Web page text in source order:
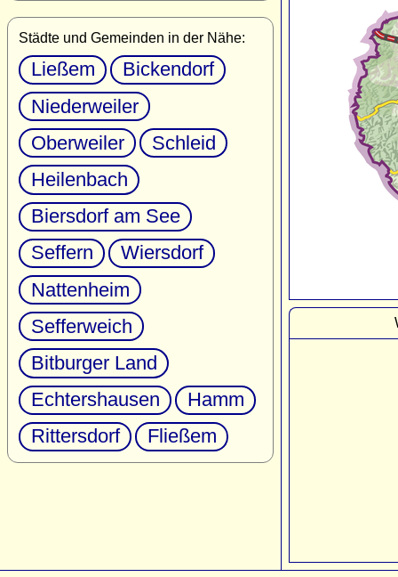
Städte und Gemeinden in der Nähe:
Ließem
Bickendorf
Niederweiler
Oberweiler
Schleid
Heilenbach
Biersdorf am See
Seffern
Wiersdorf
Nattenheim
Sefferweich
Bitburger Land
Echtershausen
Hamm
Rittersdorf
Fließem